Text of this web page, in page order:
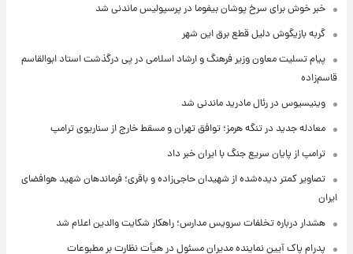
خبر خوش برای سرخ پوشان بیفوما در پرسپولیس ماندنی شد
گربه بازیگوش دلیل قطع برق این شهر
پیام تسلیت معاون وزیر فرهنگ و ارشاد اسلامی در پی درگذشت استاد ابوالقاسم
قاسم‌زاده
وینیسیوس در رئال مادرید ماندنی شد
معادله جدید در تنگه هرمز؛ توافق تهران و مسقط خارج از سناریوی ترامپ
ترامپ از پایان سریع جنگ با ایران خبر داد
تصاویر کمتر دیده‌شده از شهیدان حاجی‌زاده و باقری؛ فرماندهان شهید هوافضای
ایران
هشدار درباره تخلفات سرویس مدارس؛ راهکار شکایت والدین اعلام شد
پدرام پاک آیین نماینده مدیران مسئول در هیأت نظارت بر مطبوعات